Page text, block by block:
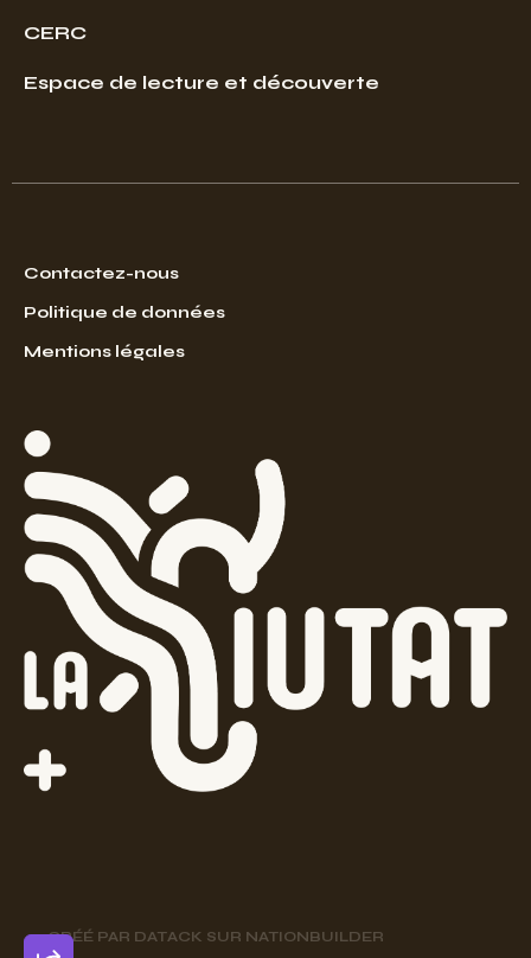
CERC
Espace de lecture et découverte
Contactez-nous
Politique de données
Mentions légales
CRÉÉ PAR DATACK SUR NATIONBUILDER